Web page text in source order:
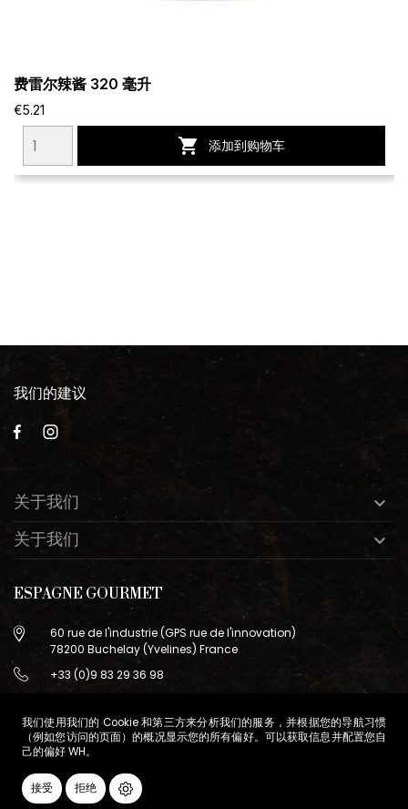
我们使用我们的 Cookie 和第三方来分析我们的服务，并根据您的导航习惯
（例如您访问的页面）的概况显示您的所有偏好。可以获取信息并配置您自
己的偏好WH。
接受 拒绝
费雷尔辣酱 320 毫升
€5.21
 添加到购物车
我们的建议
关于我们 
关于我们 
ESPAGNE GOURMET
60 rue de l'industrie (GPS rue de l'innovation)
78200 Buchelay (Yvelines) France
+33 (0)9 83 29 36 98
78200 Buchelay (Yvelines) France